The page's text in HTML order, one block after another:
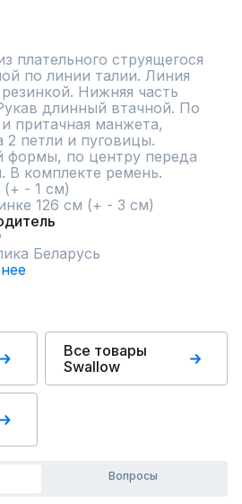
плательного струящегося
по линии талии. Линия
Нижняя часть
длинный втачной. По
притачная манжета,
2 петли и пуговицы.
формы, по центру переда
В комплекте ремень.
- 1 см)
126 см (+ - 3 см)
Беларусь
Все товары
Swallow
Вопросы